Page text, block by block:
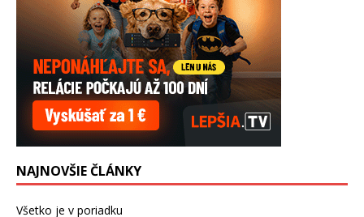
NAJNOVŠIE ČLÁNKY
Všetko je v poriadku